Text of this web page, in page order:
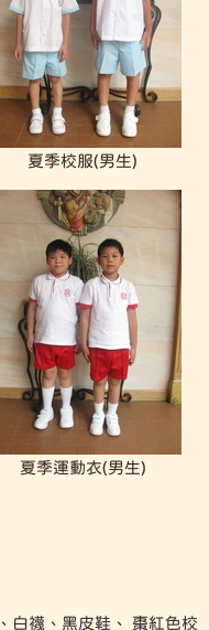
夏季校服(男生)
夏季運動衣(男生)
白襪、黑皮鞋、 棗紅色校